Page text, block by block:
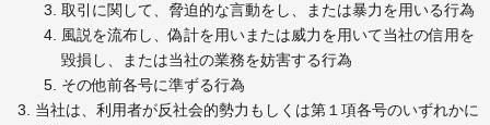
取引に関して、脅迫的な言動をし、または暴力を用いる行為
風説を流布し、偽計を用いまたは威力を用いて当社の信用を
毀損し、または当社の業務を妨害する行為
その他前各号に準ずる行為
当社は、利用者が反社会的勢力もしくは第１項各号のいずれかに